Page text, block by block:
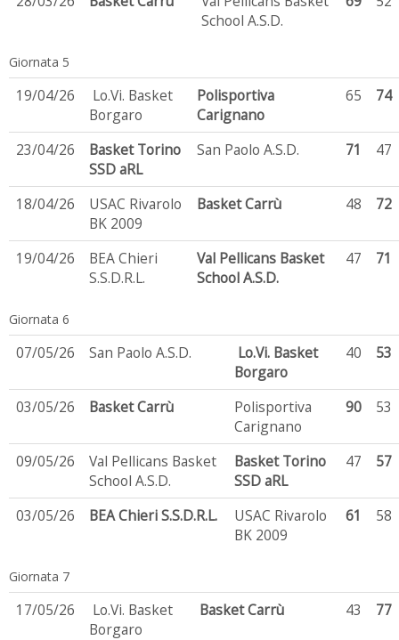
School A.S.D.
Giornata 5
19/04/26
Lo.Vi. Basket
Borgaro
Polisportiva
Carignano
65 74
23/04/26
Basket Torino
SSD aRL
San Paolo A.S.D. 71 47
18/04/26
USAC Rivarolo
BK 2009
Basket Carrù 48 72
19/04/26
BEA Chieri
S.S.D.R.L.
Val Pellicans Basket
School A.S.D.
47 71
Giornata 6
07/05/26 San Paolo A.S.D.
Lo.Vi. Basket
Borgaro
40 53
03/05/26 Basket Carrù
Polisportiva
Carignano
90 53
09/05/26
Val Pellicans Basket
School A.S.D.
Basket Torino
SSD aRL
47 57
03/05/26 BEA Chieri S.S.D.R.L.
USAC Rivarolo
BK 2009
61 58
Giornata 7
17/05/26
Lo.Vi. Basket
Borgaro
Basket Carrù 43 77